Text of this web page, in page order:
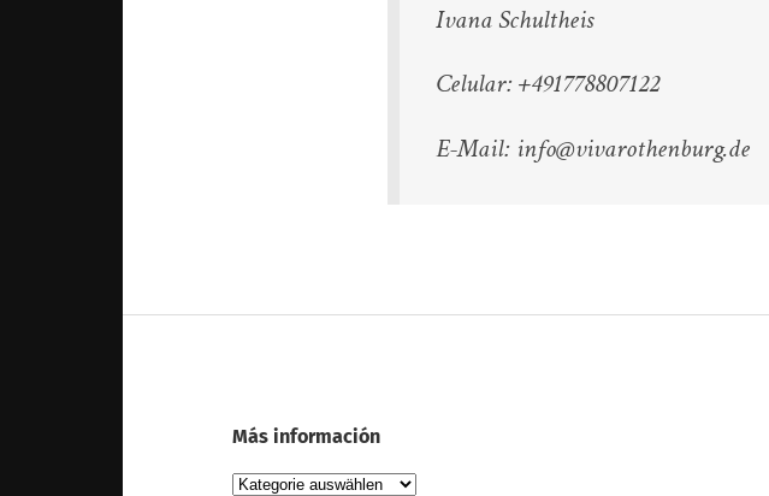
Ivana Schultheis
Celular: +491778807122
E-Mail: info@vivarothenburg.de
Más información
Más